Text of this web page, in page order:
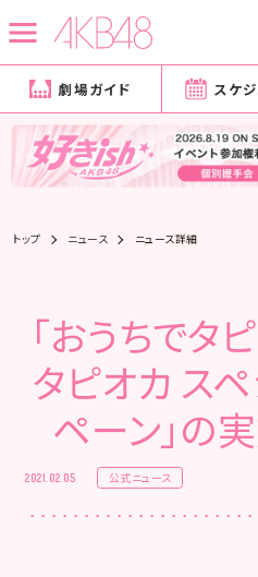
劇場ガイド スケ
トップ ニュース ニュース詳細
「おうちでタ
タピオカ ス
ペーン」の
2021.02.05 公式ニュース